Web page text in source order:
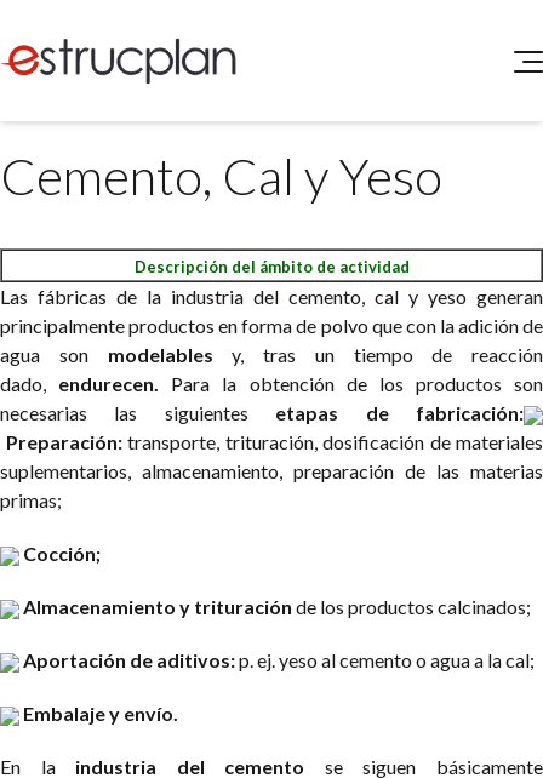
SERVICIOS
Medio Ambiente
Legislación
Portal de Clientes
Buscador de Legislación
Matriz Profesional
Cemento, Cal y Yeso
Descripción del ámbito de actividad
Las fábricas de la industria del cemento, cal y yeso generan
principalmente productos en forma de polvo que con la adición de
agua son modelables y, tras un tiempo de reacción
dado, endurecen. Para la obtención de los productos son
necesarias las siguientes etapas de fabricación:
Preparación:transporte, trituración, dosificación de materiales
suplementarios, almacenamiento, preparación de las materias
primas;
Cocción;
Almacenamiento y trituración de los productos calcinados;
Aportación de aditivos:p. ej. yeso al cemento o agua a la cal;
Embalaje y envío.
En la industria del cemento se siguen básicamente